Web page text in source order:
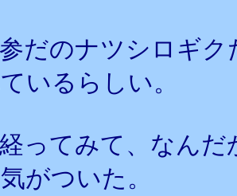
だのナツシロギ
いるらしい。
ってみて、なん
がついた。